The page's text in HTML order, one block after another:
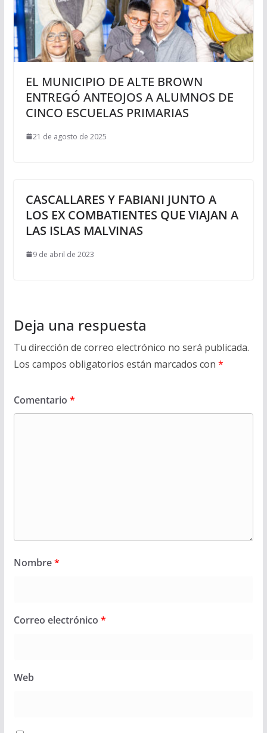
EL MUNICIPIO DE ALTE BROWN
ENTREGÓ ANTEOJOS A ALUMNOS DE
CINCO ESCUELAS PRIMARIAS
21 de agosto de 2025
CASCALLARES Y FABIANI JUNTO A
LOS EX COMBATIENTES QUE VIAJAN A
LAS ISLAS MALVINAS
9 de abril de 2023
Deja una respuesta
Tu dirección de correo electrónico no será publicada.
Los campos obligatorios están marcados con *
Comentario *
Nombre*
Correo electrónico *
Web